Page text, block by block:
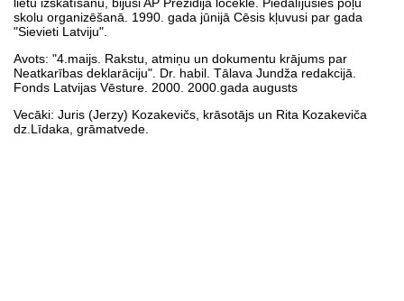
skolu organizēšanā. 1990. gada jūnijā Cēsis kļuvusi par gada
"Sievieti Latviju".
Avots: "4.maijs. Rakstu, atmiņu un dokumentu krājums par
Neatkarības deklarāciju". Dr. habil. Tālava Jundža redakcijā.
Fonds Latvijas Vēsture. 2000. 2000.gada augusts
Vecāki: Juris (Jerzy) Kozakevičs, krāsotājs un Rita Kozakeviča
dz.Līdaka, grāmatvede.